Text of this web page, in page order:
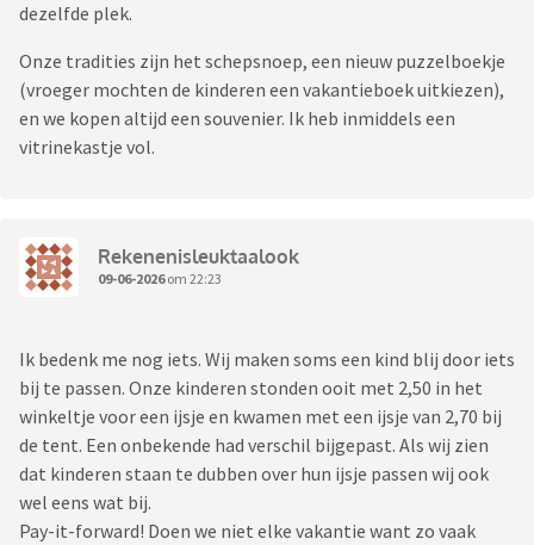
dezelfde plek.
Onze tradities zijn het schepsnoep, een nieuw puzzelboekje
(vroeger mochten de kinderen een vakantieboek uitkiezen),
en we kopen altijd een souvenier. Ik heb inmiddels een
vitrinekastje vol.
Rekenenisleuktaalook
09-06-2026om 22:23
Ik bedenk me nog iets. Wij maken soms een kind blij door iets
bij te passen. Onze kinderen stonden ooit met 2,50 in het
winkeltje voor een ijsje en kwamen met een ijsje van 2,70 bij
de tent. Een onbekende had verschil bijgepast. Als wij zien
dat kinderen staan te dubben over hun ijsje passen wij ook
wel eens wat bij.
Pay-it-forward! Doen we niet elke vakantie want zo vaak